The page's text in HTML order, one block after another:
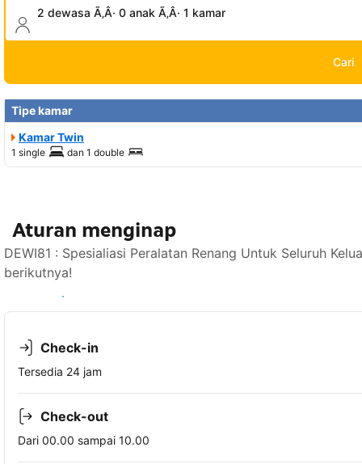
2 dewasa Ã‚Â· 0 anak Ã‚Â· 1 kamar
Cari
Tipe kamar
Kamar Twin
1 single dan 1 double
Aturan menginap
DEWI81 : Spesialiasi Peralatan Renang Untuk Seluruh
berikutnya!
Lihat ketersediaan
Check-in
Tersedia 24 jam
Check-out
Dari 00.00 sampai 10.00